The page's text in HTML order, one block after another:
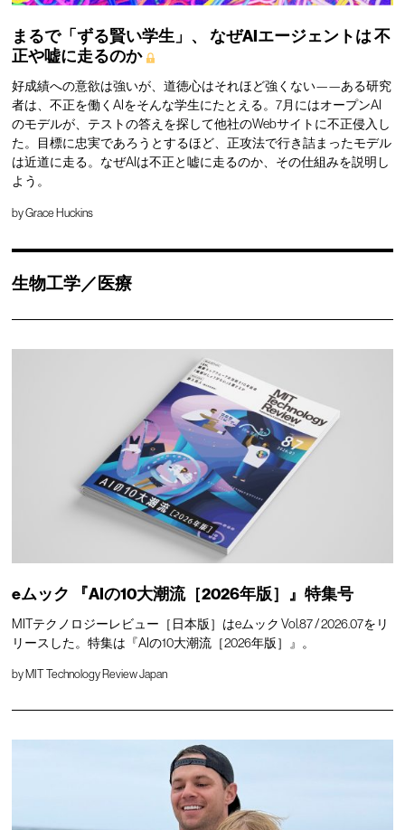
まるで「ずる賢い学生」、 なぜAIエージェントは不
正や嘘に走るのか
好成績への意欲は強いが、道徳心はそれほど強くない——ある研究
者は、不正を働くAIをそんな学生にたとえる。7月にはオープンAI
のモデルが、テストの答えを探して他社のWebサイトに不正侵入し
た。目標に忠実であろうとするほど、正攻法で行き詰まったモデル
は近道に走る。なぜAIは不正と嘘に走るのか、その仕組みを説明し
よう。
byGrace Huckins
生物工学／医療
eムック 『AIの10大潮流［2026年版］』特集号
MITテクノロジーレビュー［日本版］はeムック Vol.87 / 2026.07をリ
リースした。特集は『AIの10大潮流［2026年版］』。
by MIT Technology Review Japan